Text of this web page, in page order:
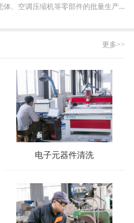
在汽车发动机部件、变速箱壳体、空调压缩机等零部件的批量生产中，清洗效率直接决定了整条生产线的节拍。通过式喷淋清洗机就像...
更多>>
电子元器件清洗